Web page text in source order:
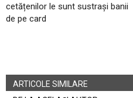
cetățenilor le sunt sustrași banii
de pe card
ARTICOLE SIMILARE